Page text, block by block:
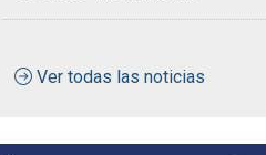
Ver todas las noticias